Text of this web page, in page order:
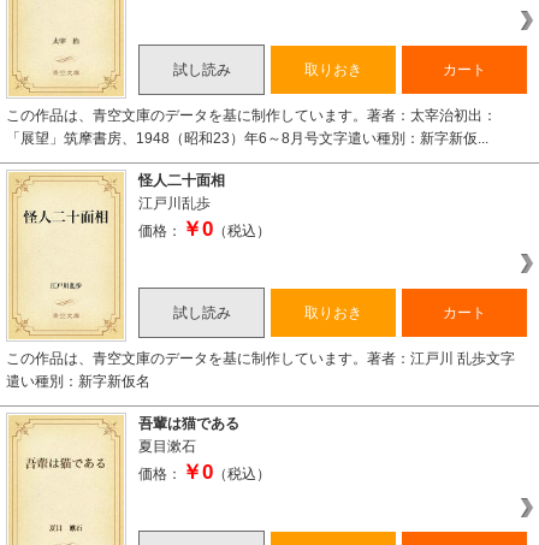
試し読み 取りおき カート
この作品は、青空文庫のデータを基に制作しています。著者：太宰治初出：
「展望」筑摩書房、1948（昭和23）年6～8月号文字遣い種別：新字新仮...
怪人二十面相
江戸川乱歩
価格：
￥0 （税込）
試し読み 取りおき カート
この作品は、青空文庫のデータを基に制作しています。著者：江戸川 乱歩文字
遣い種別：新字新仮名
吾輩は猫である
夏目漱石
価格：
￥0 （税込）